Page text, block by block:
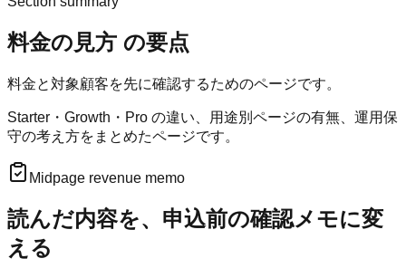
料金の見方 の要点
料金と対象顧客を先に確認するためのページです。
Starter・Growth・Pro の違い、用途別ページの有無、運用保
守の考え方をまとめたページです。
Midpage revenue memo
読んだ内容を、申込前の確認メモに変
える